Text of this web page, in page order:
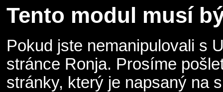
Tento modul musí
Pokud jste nemanipulovali s
stránce Ronja. Prosíme
stránky, který je napsaný na